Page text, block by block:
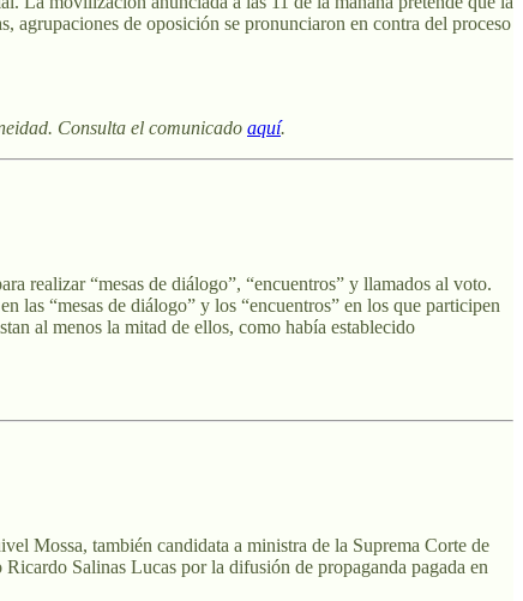
agrupaciones de oposición se pronunciaron en contra del proceso
Consulta el comunicado aquí.
realizar “mesas de diálogo”, “encuentros” y llamados al voto.
las “mesas de diálogo” y los “encuentros” en los que participen
al menos la mitad de ellos, como había establecido
Mossa, también candidata a ministra de la Suprema Corte de
Salinas Lucas por la difusión de propaganda pagada en